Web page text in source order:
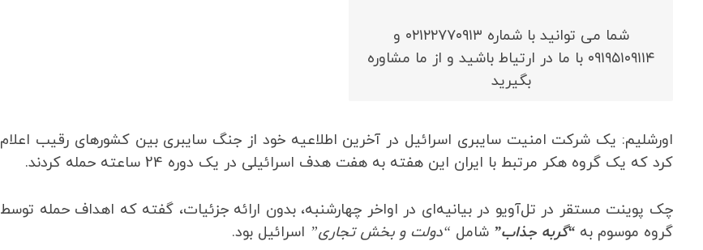
شما می توانید با شماره ۰۲۱۲۲۷۷۰۹۱۳ و
۰۹۱۹۵۱۰۹۱۱۴ با ما در ارتیاط باشید و از ما مشاوره
بگیرید
اورشلیم: یک شرکت امنیت سایبری اسرائیل در آخرین اطلاعیه خود از جنگ سایبری بین کشورهای رقیب اعلام
کرد که یک گروه هکر مرتبط با ایران این هفته به هفت هدف اسرائیلی در یک دوره 24 ساعته حمله کردند.
چک پوینت مستقر در تل‌آویو در بیانیه‌ای در اواخر چهارشنبه، بدون ارائه جزئیات، گفته که اهداف حمله توسط
گروه موسوم به “گربه جذاب” شامل “دولت و بخش تجاری” اسرائیل بود.